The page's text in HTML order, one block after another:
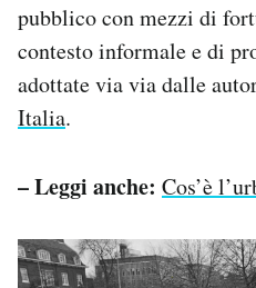
pubblico con mezzi di
contesto informale e di
adottate via via dalle
Italia.
– Leggi anche: Cos’è